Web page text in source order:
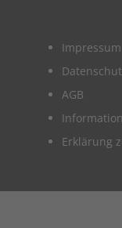
Impressum
AGB
Erklärung